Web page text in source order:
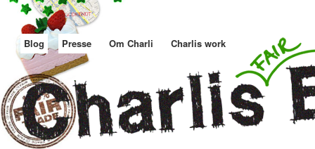
Blog Presse Om Charli Charlis work